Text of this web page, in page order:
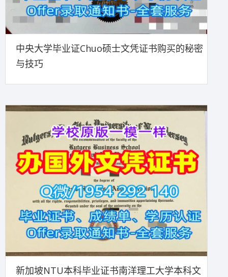
中央大学毕业证Chuo硕士文凭证书购买的秘密
与技巧
新加坡NTU本科毕业证书南洋理工大学本科文